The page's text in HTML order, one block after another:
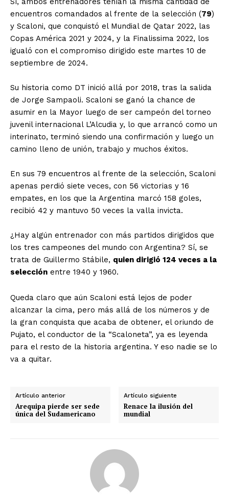
encuentros comandados al frente de la selección (79)
y Scaloni, que conquistó el Mundial de Qatar 2022, las
Copas América 2021 y 2024, y la Finalissima 2022, los
igualó con el compromiso dirigido este martes 10 de
septiembre de 2024.
Su historia como DT inició allá por 2018, tras la salida
de Jorge Sampaoli. Scaloni se ganó la chance de
asumir en la Mayor luego de ser campeón del torneo
juvenil internacional L’Alcudia y, lo que arrancó como un
interinato, terminó siendo una confirmación y luego un
camino lleno de unión, trabajo y muchos éxitos.
En sus 79 encuentros al frente de la selección, Scaloni
apenas perdió siete veces, con 56 victorias y 16
empates, en los que la Argentina marcó 158 goles,
recibió 42 y mantuvo 50 veces la valla invicta.
¿Hay algún entrenador con más partidos dirigidos que
los tres campeones del mundo con Argentina? Sí, se
trata de Guillermo Stábile, quien dirigió 124 veces a la
selección entre 1940 y 1960.
Queda claro que aún Scaloni está lejos de poder
alcanzar la cima, pero más allá de los números y de
la gran conquista que acaba de obtener, el oriundo de
Pujato, el conductor de la “Scaloneta”, ya es leyenda
para el resto de la historia argentina. Y eso nadie se lo
va a quitar.
Artículo anterior
Arequipa pierde ser sede
única del Sudamericano
Artículo siguiente
Renace la ilusión del
mundial